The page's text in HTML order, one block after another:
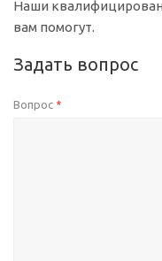
Наши
вам помогут.
Задать вопрос
Вопрос *